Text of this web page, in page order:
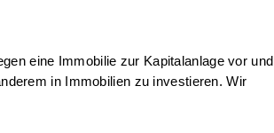
eine Immobilie zur Kapitalanlage vor und
in Immobilien zu investieren. Wir